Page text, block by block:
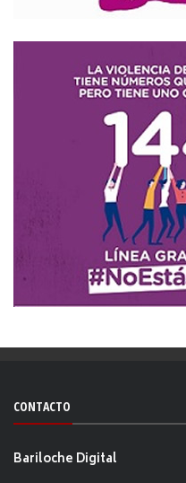
CONTACTO
Bariloche Digital